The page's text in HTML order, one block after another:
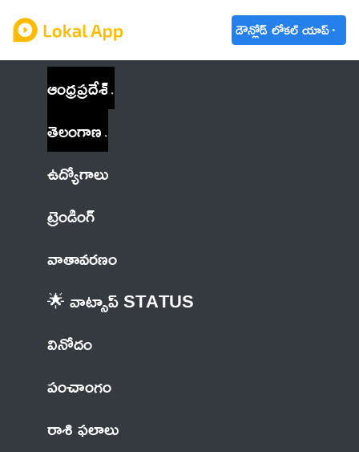
డౌన్లోడ్ లోకల్ యాప్
ఆంధ్రప్రదేశ్
తెలంగాణ
ఉద్యోగాలు
ట్రెండింగ్
వాతావరణం
🌟 వాట్సాప్ STATUS
వినోదం
పంచాంగం
రాశి ఫలాలు